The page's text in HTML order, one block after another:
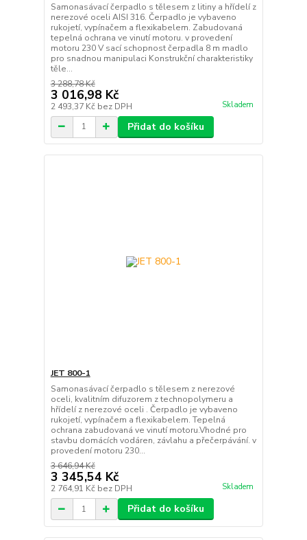
Samonasávací čerpadlo s tělesem z litiny a hřídelí z
nerezové oceli AISI 316. Čerpadlo je vybaveno
rukojetí, vypínačem a flexikabelem. Zabudovaná
tepelná ochrana ve vinutí motoru. v provedení
motoru 230 V sací schopnost čerpadla 8 m madlo
pro snadnou manipulaci Konstrukční charakteristiky
těle...
3 288,78 Kč
3 016,98 Kč
2 493,37 Kč bez DPH Skladem
Přidat do košíku
JET 800-1
Samonasávací čerpadlo s tělesem z nerezové
oceli, kvalitním difuzorem z technopolymeru a
hřídelí z nerezové oceli . Čerpadlo je vybaveno
rukojetí, vypínačem a flexikabelem. Tepelná
ochrana zabudovaná ve vinutí motoru.Vhodné pro
stavbu domácích vodáren, závlahu a přečerpávání. v
provedení motoru 230...
3 646,94 Kč
3 345,54 Kč
2 764,91 Kč bez DPH Skladem
Přidat do košíku